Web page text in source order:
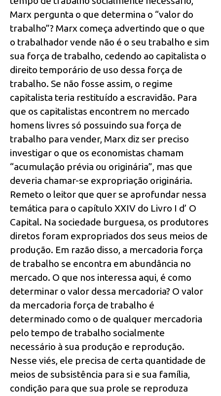
Marx pergunta o que determina o “valor do
trabalho”? Marx começa advertindo que o que
o trabalhador vende não é o seu trabalho e sim
sua força de trabalho, cedendo ao capitalista o
direito temporário de uso dessa força de
trabalho. Se não fosse assim, o regime
capitalista teria restituído a escravidão. Para
que os capitalistas encontrem no mercado
homens livres só possuindo sua força de
trabalho para vender, Marx diz ser preciso
investigar o que os economistas chamam
“acumulação prévia ou originária”, mas que
deveria chamar-se expropriação originária.
Remeto o leitor que quer se aprofundar nessa
temática para o capítulo XXIV do Livro I d’ O
Capital. Na sociedade burguesa, os produtores
diretos foram expropriados dos seus meios de
produção. Em razão disso, a mercadoria força
de trabalho se encontra em abundância no
mercado. O que nos interessa aqui, é como
determinar o valor dessa mercadoria? O valor
da mercadoria força de trabalho é
determinado como o de qualquer mercadoria
pelo tempo de trabalho socialmente
necessário à sua produção e reprodução.
Nesse viés, ele precisa de certa quantidade de
meios de subsistência para si e sua família,
condição para que sua prole se reproduza